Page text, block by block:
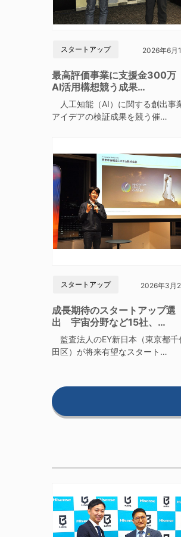
スタートアップ 2026年6月
最高評価事業に支援金300万
AI活用構想競う成果…
人工知能（AI）に関する創出事
アイデアの検証成果を競う催…
スタートアップ 2026年3月
成長期待のスタートアップ選
出 宇宙分野など15社、…
監査法人のEY新日本（東京都千
田区）が将来有望なスタート…